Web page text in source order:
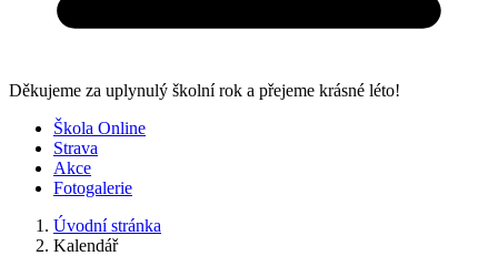
Děkujeme za uplynulý školní rok a přejeme krásné léto!
Škola Online
Strava
Akce
Fotogalerie
Úvodní stránka
Kalendář